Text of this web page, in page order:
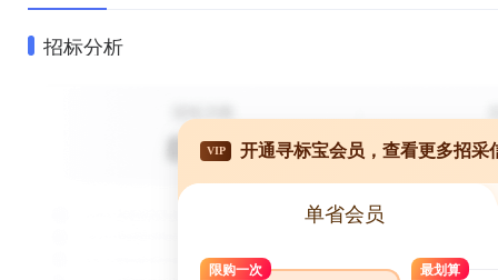
招标分析
VIP 开通寻标宝会员，查看更多招采
单省会员
限购一次 最划算